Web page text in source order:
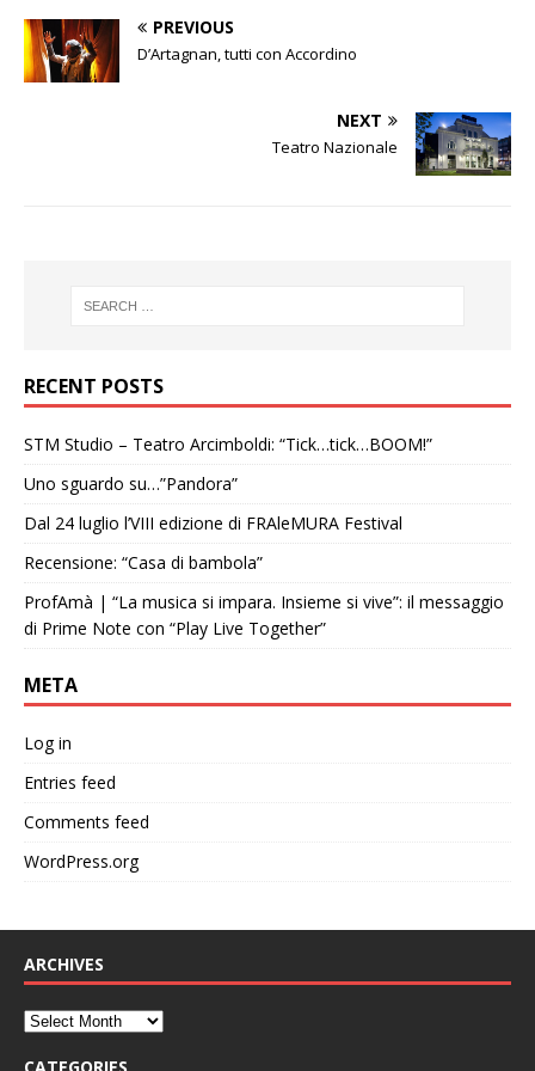
PREVIOUS
D’Artagnan, tutti con Accordino
NEXT
Teatro Nazionale
RECENT POSTS
STM Studio – Teatro Arcimboldi: “Tick…tick…BOOM!”
Uno sguardo su…”Pandora”
Dal 24 luglio l’VIII edizione di FRAleMURA Festival
Recensione: “Casa di bambola”
ProfAmà | “La musica si impara. Insieme si vive”: il messaggio
di Prime Note con “Play Live Together”
META
Log in
Entries feed
Comments feed
WordPress.org
ARCHIVES